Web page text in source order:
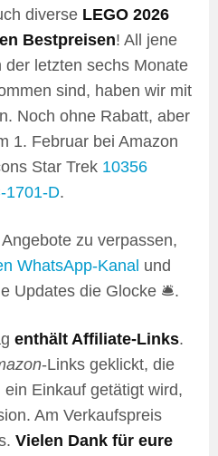
diverse LEGO 2026
Bestpreisen! All jene
letzten sechs Monate
sind, haben wir mit
Noch ohne Rabatt, aber
1. Februar bei Amazon
Star Trek 10356
1701-D.
zu verpassen,
WhatsApp-Kanal und
Updates die Glocke 🛎️.
enthält Affiliate-Links.
-Links geklickt, die
Einkauf getätigt wird,
Am Verkaufspreis
Vielen Dank für eure